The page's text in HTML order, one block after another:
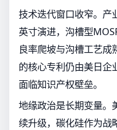
技术迭代窗口收窄。产
英寸演进，沟槽型
良率爬坡与沟槽工艺成
的核心专利仍由美日企
面临知识产权壁垒。
地缘政治是长期变量。
续升级，碳化硅作为战